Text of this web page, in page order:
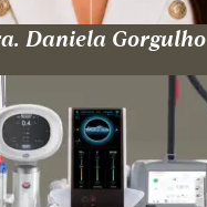
Daniela Gorgulho